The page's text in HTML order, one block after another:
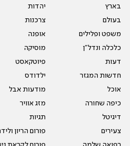
בארץ
בעולם
משפט ופלילים
כלכלה ונדל"ן
דעות
חדשות המגזר
אוכל
כיפה שחורה
דיגיטל
צעירים
יהדות
צרכנות
אופנה
מוסיקה
פיוטקאסט
ילדודס
מודעות אבל
מזג אוויר
תגיות
פורום הריון